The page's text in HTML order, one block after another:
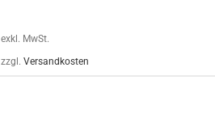
exkl. MwSt.
zzgl. Versandkosten